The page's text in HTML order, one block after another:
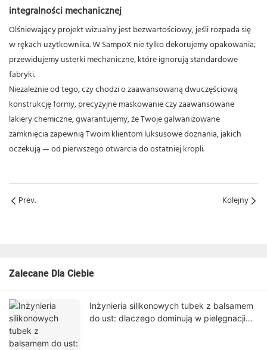
integralności mechanicznej
Olśniewający projekt wizualny jest bezwartościowy, jeśli rozpada się
w rękach użytkownika. W SampoX nie tylko dekorujemy opakowania;
przewidujemy usterki mechaniczne, które ignorują standardowe
fabryki.
Niezależnie od tego, czy chodzi o zaawansowaną dwuczęściową
konstrukcję formy, precyzyjne maskowanie czy zaawansowane
lakiery chemiczne, gwarantujemy, że Twoje galwanizowane
zamknięcia zapewnią Twoim klientom luksusowe doznania, jakich
oczekują — od pierwszego otwarcia do ostatniej kropli.
Prev. Kolejny
Zalecane Dla Ciebie
Inżynieria silikonowych tubek z balsamem
do ust: dlaczego dominują w pielęgnacji